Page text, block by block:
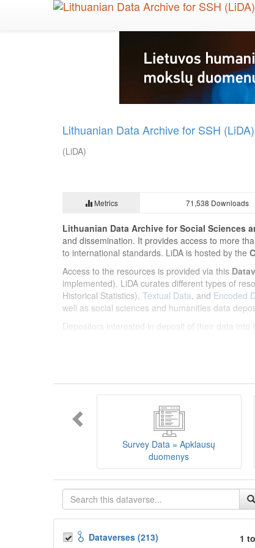
Lithuanian Data Archive for SSH (LiDA)
(LiDA)
Metrics 71,538 Downloads
Lithuanian Data Archive for Social Sciences
and dissemination. It provides access to more
to international standards. LiDA is hosted by the
Access to the resources is provided via this
implemented). LiDA curates different types of
Historical Statistics), Textual Data, and Encoded
well as social sciences and humanities data
Depositors interested in deposit of their data
sklaidos infrastruktūra, suteikianti prieigą prie
tarptautinius standartus. LiDA įsikūręsKauno
Prieigai prie išteklių naudojama ši
įvairių tipų išteklius ir jie publikuojami atskiruose
duomenys
Koduotieji duomenys (įskaitant
mokslo ir studijų bei Lietuvos valstybės
talpykla, surasti ir parsisiųsti duomenis, siūlome
Survey Data = Apklausų
duomenys
Dataverses (213)
1